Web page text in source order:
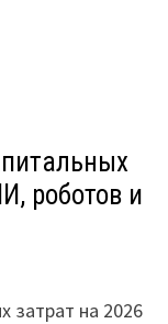
роботов и
затрат на 2026